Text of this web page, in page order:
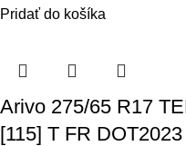
Pridať do košíka
Arivo 275/65 R17
[115] T FR DOT2023